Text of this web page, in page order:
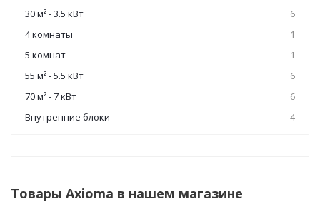
30 м² - 3.5 кВт
6
4 комнаты
1
5 комнат
1
55 м² - 5.5 кВт
6
70 м² - 7 кВт
6
Внутренние блоки
4
Товары Axioma в нашем магазине